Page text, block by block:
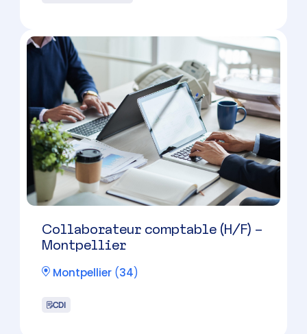
CHEF DE MISSION – Montpellier
– Cabinet à taille humaine
Montpellier(34 )
CDI